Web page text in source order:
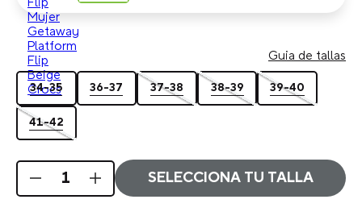
Guia de tallas
34-35 36-37 37-38 38-39 39-40
41-42
SELECCIONA TU TALLA